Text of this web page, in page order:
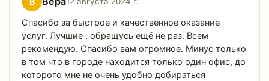
Спасибо за быстрое и качественное оказание
услуг. Лучшие , обращусь ещё не раз. Всем
рекомендую. Спасибо вам огромное. Минус только
в том что в городе находится только один офис, до
которого мне не очень удобно добираться